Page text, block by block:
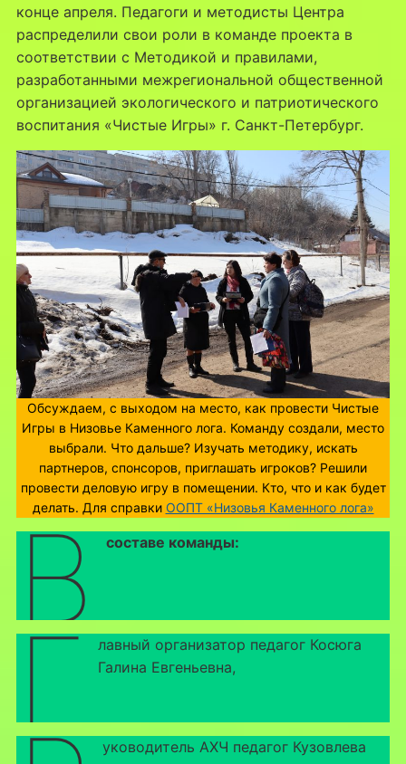
конце апреля. Педагоги и методисты Центра
распределили свои роли в команде проекта в
соответствии с Методикой и правилами,
разработанными межрегиональной общественной
организацией экологического и патриотического
воспитания «Чистые Игры» г. Санкт-Петербург.
Обсуждаем, с выходом на место, как провести Чистые
Игры в Низовье Каменного лога. Команду создали, место
выбрали. Что дальше? Изучать методику, искать
партнеров, спонсоров, приглашать игроков? Решили
провести деловую игру в помещении. Кто, что и как будет
делать. Для справки ООПТ «Низовья Каменного лога»
В составе команды:
г
лавный организатор педагог Косюга
Галина Евгеньевна,
уководитель АХЧ педагог Кузовлева